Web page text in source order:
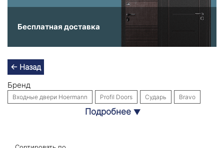
Бесплатная доставка
← Назад
Бренд
Входные двери Hoermann Profil Doors Сударь Bravo
Входные двери Labirint Doors Интекрон
Назначение
Подробнее ▼